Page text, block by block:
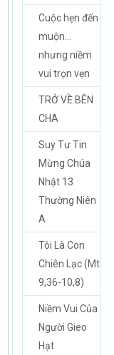
Cuộc hẹn đến
muộn…
nhưng niềm
vui trọn vẹn
TRỞ VỀ BÊN
CHA
Suy Tư Tin
Mừng Chúa
Nhật 13
Thường Niên
A
Tôi Là Con
Chiên Lạc (Mt
9,36-10,8)
Niềm Vui Của
Người Gieo
Hạt